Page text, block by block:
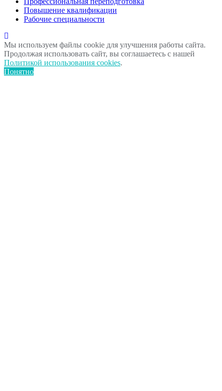
Повышение квалификации
Рабочие специальности
Мы используем файлы cookie для улучшения работы сайта.
Продолжая использовать сайт, вы соглашаетесь с нашей
Политикой использования cookies.
Понятно